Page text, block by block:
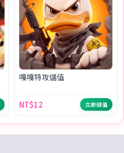
嘎嘎特攻儲值
NT$12 立即儲值